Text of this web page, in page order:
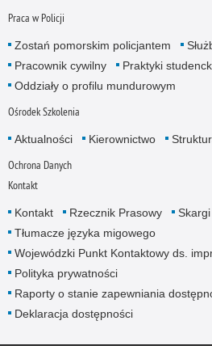
Praca w Policji
Zostań pomorskim policjantem
Pracownik cywilny
Praktyki
Oddziały o profilu mundurowym
Ośrodek Szkolenia
Aktualności Kierownictwo
Ochrona Danych
Kontakt
Kontakt Rzecznik Prasowy
Tłumacze języka migowego
Wojewódzki Punkt Kontaktowy ds.
Polityka prywatności
Raporty o stanie zapewniania
Deklaracja dostępności